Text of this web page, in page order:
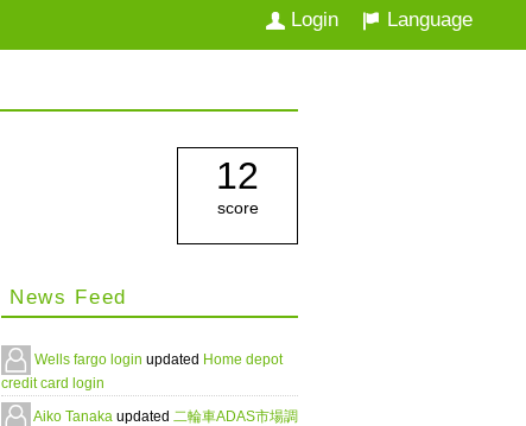
Language
Login
12
score
News Feed
Wells fargo login updated Home depot
credit card login
Aiko Tanaka updated 二輪車ADAS市場調